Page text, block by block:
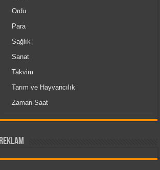
Ordu
Para
Sağlık
Sanat
Takvim
Tarım ve Hayvancılık
Zaman-Saat
reklam